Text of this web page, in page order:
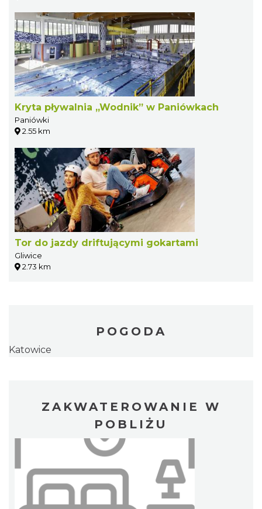
Kryta pływalnia „Wodnik” w Paniówkach
Paniówki
2.55 km
Tor do jazdy driftującymi gokartami
Gliwice
2.73 km
POGODA
Katowice
ZAKWATEROWANIE W
POBLIŻU